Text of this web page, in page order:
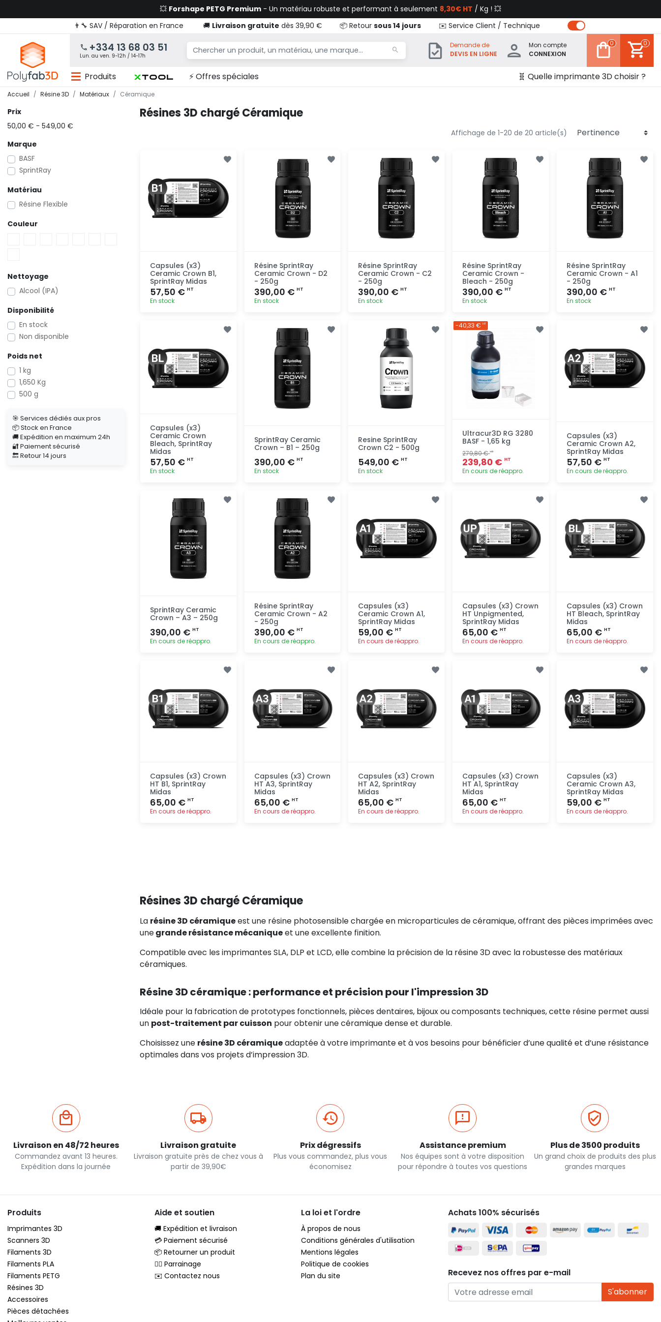
💥 Forshape PETG Premium - Un matériau robuste et performant à seulement 8,30€ HT / Kg ! 💥
👨‍🔧 SAV / Réparation en France
🚚 Livraison gratuite dès 39,90 € 📦 Retour sous 14 jours ✉️ Service Client / Technique
+334 13 68 03 51
Lun. au ven. 9-12h / 14-17h
Demande de
DEVIS EN LIGNE
Mon compte
CONNEXION
0 0
Produits ⚡ Offres spéciales 🧬 Quelle imprimante 3D choisir ?
Accueil Résine 3D Matériaux Céramique
Prix
50,00 € - 549,00 €
Marque
BASF
SprintRay
Matériau
Résine Flexible
Couleur
Nettoyage
Alcool (IPA)
Disponibilité
En stock
Non disponible
Poids net
1 kg
1,650 Kg
500 g
🎯 Services dédiés aux pros
📦 Stock en France
🚚 Expédition en maximum 24h
🔐 Paiement sécurisé
🔙 Retour 14 jours
Résines 3D chargé Céramique
Affichage de 1-20 de 20 article(s)
Capsules (x3)
Ceramic Crown B1,
SprintRay Midas
57,50 € HT
En stock
Résine SprintRay
Ceramic Crown - D2
- 250g
390,00 € HT
En stock
rapide
Résine SprintRay
Ceramic Crown - C2
- 250g
390,00 €HT
En stock
rapide
Résine SprintRay
Ceramic Crown -
Bleach - 250g
390,00 €HT
En stock
Résine SprintRay
Ceramic Crown - A1
- 250g
390,00 €HT
En stock
Capsules (x3)
Ceramic Crown
Bleach, SprintRay
Midas
57,50 € HT
En stock
rapide
SprintRay Ceramic
Crown – B1 – 250g
390,00 € HT
En stock
rapide
Resine SprintRay
Crown C2 - 500g
549,00 €HT
En stock
Ultracur3D RG 3280
BASF - 1,65 kg
279,80 €HT
239,80 € HT
En cours de réappro.
-40,33 €HT
Capsules (x3)
Ceramic Crown A2,
SprintRay Midas
57,50 €HT
En cours de réappro.
SprintRay Ceramic
Crown – A3 – 250g
390,00 € HT
En cours de réappro.
Résine SprintRay
Ceramic Crown - A2
- 250g
390,00 € HT
En cours de réappro.
Capsules (x3)
Ceramic Crown A1,
SprintRay Midas
59,00 €HT
En cours de réappro.
Capsules (x3) Crown
HT Unpigmented,
SprintRay Midas
65,00 €HT
En cours de réappro.
Capsules (x3) Crown
HT Bleach, SprintRay
Midas
65,00 €HT
En cours de réappro.
Capsules (x3) Crown
HT B1, SprintRay
Midas
65,00 € HT
En cours de réappro.
Capsules (x3) Crown
HT A3, SprintRay
Midas
65,00 € HT
En cours de réappro.
Capsules (x3) Crown
HT A2, SprintRay
Midas
65,00 €HT
En cours de réappro.
Capsules (x3) Crown
HT A1, SprintRay
Midas
65,00 €HT
En cours de réappro.
Capsules (x3)
Ceramic Crown A3,
SprintRay Midas
59,00 €HT
En cours de réappro.
Résines 3D chargé Céramique
La résine 3D céramiqueest une résine photosensible chargée en microparticules de céramique, offrant des pièces imprimées avec
unegrande résistance mécaniqueet une excellente finition.
Compatible avec les imprimantes SLA, DLP et LCD, elle combine la précision de la résine 3D avec la robustesse des matériaux
céramiques.
Résine 3D céramique : performance et précision pour l'impression 3D
Idéale pour la fabrication de prototypes fonctionnels, pièces dentaires, bijoux ou composants techniques, cette résine permet aussi
un post-traitement par cuisson pour obtenir une céramique dense et durable.
Choisissez une résine 3D céramiqueadaptée à votre imprimante et à vos besoins pour bénéficier d’une qualité et d’une résistance
optimales dans vos projets d’impression 3D.
Livraison en 48/72 heures
Commandez avant 13 heures.
Expédition dans la journée
Livraison gratuite
Livraison gratuite près de chez vous à
partir de 39,90€
Prix dégressifs
Plus vous commandez, plus vous
économisez
Assistance premium
Nos équipes sont à votre disposition
pour répondre à toutes vos questions
Plus de 3500 produits
Un grand choix de produits des plus
grandes marques
Produits
Imprimantes 3D
Scanners 3D
Filaments 3D
Filaments PLA
Filaments PETG
Résines 3D
Accessoires
Pièces détachées
Aide et soutien
🚚 Expédition et livraison
💳 Paiement sécurisé
📦 Retourner un produit
🦸‍♂️ Parrainage
✉️ Contactez nous
La loi et l'ordre
À propos de nous
Conditions générales d'utilisation
Mentions légales
Politique de cookies
Plan du site
Achats 100% sécurisés
Recevez nos offres par e-mail
S'abonner